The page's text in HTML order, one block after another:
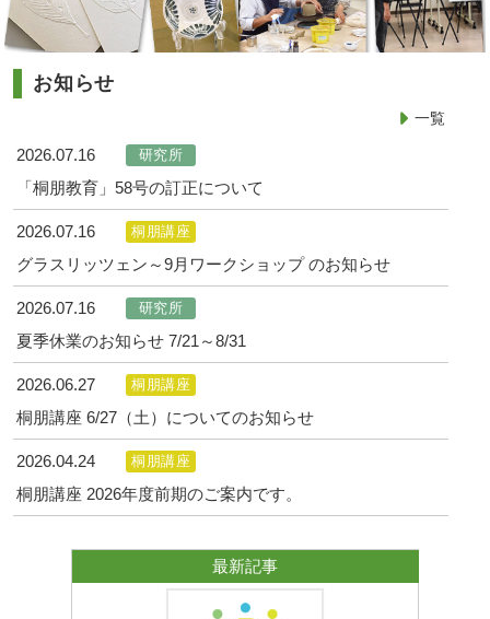
お知らせ
一覧
2026.07.16 研究所
「桐朋教育」58号の訂正について
2026.07.16 桐朋講座
グラスリッツェン～9月ワークショップ のお知らせ
2026.07.16 研究所
夏季休業のお知らせ 7/21～8/31
2026.06.27 桐朋講座
桐朋講座 6/27（土）についてのお知らせ
2026.04.24 桐朋講座
桐朋講座 2026年度前期のご案内です。
最新記事